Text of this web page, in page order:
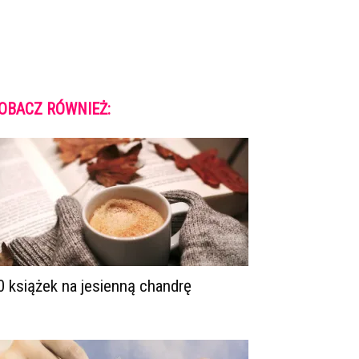
RÓWNIEŻ:
książek na jesienną chandrę